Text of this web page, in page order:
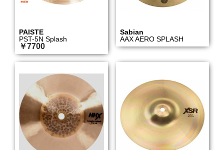
PAISTE
PST-5N Splash
￥7700
Sabian
AAX AERO SPLASH